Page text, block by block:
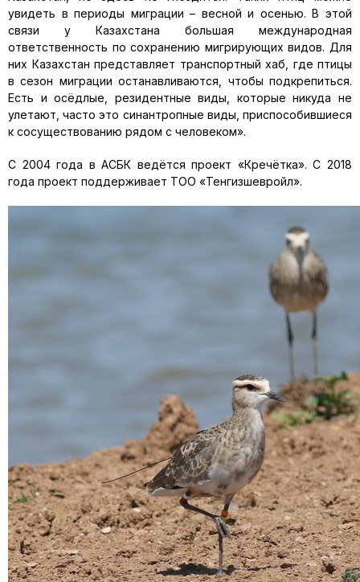
увидеть в периоды миграции – весной и осенью. В этой
связи у Казахстана большая международная
ответственность по сохранению мигрирующих видов. Для
них Казахстан представляет транспортный хаб, где птицы
в сезон миграции останавливаются, чтобы подкрепиться.
Есть и осёдлые, резидентные виды, которые никуда не
улетают, часто это синантропные виды, приспособившиеся
к сосуществованию рядом с человеком».
С 2004 года в АСБК ведётся проект «Кречётка». С 2018
года проект поддерживает ТОО «Тенгизшевройл».